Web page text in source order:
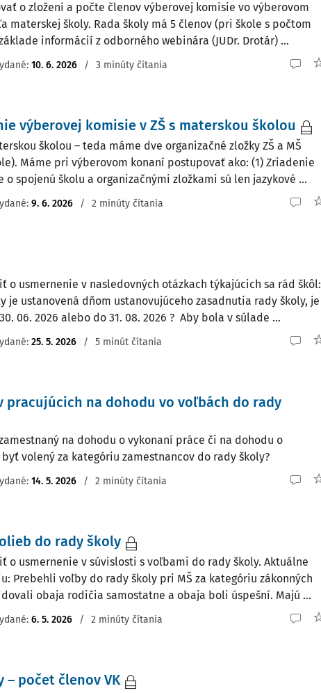
o zložení a počte členov výberovej komisie vo výberovom
materskej školy. Rada školy má 5 členov (pri škole s počtom
informácií z odborného webinára (JUDr. Drotár) ...
10. 6. 2026 / 3 minúty čítania
výberovej komisie v ZŠ s materskou školou
školou – teda máme dve organizačné zložky ZŠ a MŠ
Máme pri výberovom konaní postupovať ako: (1) Zriadenie
spojenú školu a organizačnými zložkami sú len jazykové ...
9. 6. 2026 / 2 minúty čítania
o usmernenie v nasledovných otázkach týkajúcich sa rád škôl:
je ustanovená dňom ustanovujúceho zasadnutia rady školy, je
06. 2026 alebo do 31. 08. 2026 ? Aby bola v súlade ...
25. 5. 2026 / 5 minút čítania
pracujúcich na dohodu vo voľbách do rady
na dohodu o vykonaní práce či na dohodu o
volený za kategóriu zamestnancov do rady školy?
14. 5. 2026 / 2 minúty čítania
do rady školy
o usmernenie v súvislosti s voľbami do rady školy. Aktuálne
Prebehli voľby do rady školy pri MŠ za kategóriu zákonných
obaja rodičia samostatne a obaja boli úspešní. Majú ...
6. 5. 2026 / 2 minúty čítania
počet členov VK